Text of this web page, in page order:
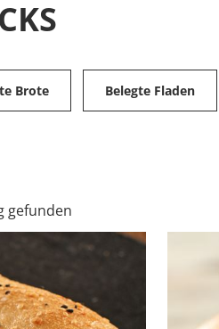
Brote Belegte Fladen
gefunden